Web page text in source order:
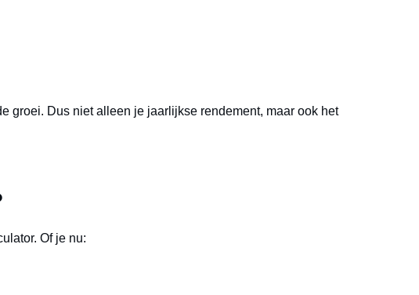
groei. Dus niet alleen je jaarlijkse rendement, maar ook het
. Of je nu: